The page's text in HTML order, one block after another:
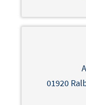
01920